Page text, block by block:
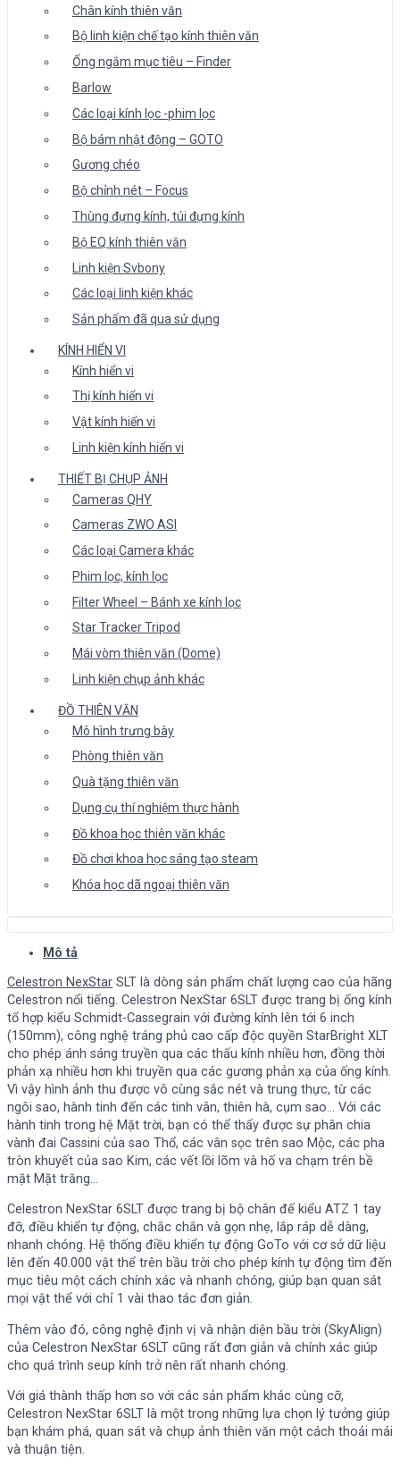
Chân kính thiên văn
Bộ linh kiện chế tạo kính thiên văn
Ống ngắm mục tiêu – Finder
Barlow
Các loại kính lọc -phim lọc
Bộ bám nhật động – GOTO
Gương chéo
Bộ chỉnh nét – Focus
Thùng đựng kính, túi đựng kính
Bộ EQ kính thiên văn
Linh kiện Svbony
Các loại linh kiện khác
Sản phẩm đã qua sử dụng
KÍNH HIỂN VI
Kính hiển vi
Thị kính hiển vi
Vật kính hiển vi
Linh kiện kính hiển vi
THIẾT BỊ CHỤP ẢNH
Cameras QHY
Cameras ZWO ASI
Các loại Camera khác
Phim lọc, kính lọc
Filter Wheel – Bánh xe kính lọc
Star Tracker Tripod
Mái vòm thiên văn (Dome)
Linh kiện chụp ảnh khác
ĐỒ THIÊN VĂN
Mô hình trưng bày
Phòng thiên văn
Quà tặng thiên văn
Dụng cụ thí nghiệm thực hành
Đồ khoa học thiên văn khác
Đồ chơi khoa học sáng tạo steam
Khóa học dã ngoại thiên văn
Mô tả
Celestron NexStar SLT là dòng sản phẩm chất lượng cao của hãng
Celestron nổi tiếng. Celestron NexStar 6SLT được trang bị ống kính
tổ hợp kiểu Schmidt-Cassegrain với đường kính lên tới 6 inch
(150mm), công nghệ tráng phủ cao cấp độc quyền StarBright XLT
cho phép ánh sáng truyền qua các thấu kính nhiều hơn, đồng thời
phản xạ nhiều hơn khi truyền qua các gương phản xạ của ống kính.
Vì vậy hình ảnh thu được vô cùng sắc nét và trung thực, từ các
ngôi sao, hành tinh đến các tinh vân, thiên hà, cụm sao… Với các
hành tinh trong hệ Mặt trời, bạn có thể thấy được sự phân chia
vành đai Cassini của sao Thổ, các vân sọc trên sao Mộc, các pha
tròn khuyết của sao Kim, các vết lồi lõm và hố va chạm trên bề
mặt Mặt trăng…
Celestron NexStar 6SLT được trang bị bộ chân đế kiểu ATZ 1 tay
đỡ, điều khiển tự động, chắc chắn và gọn nhẹ, lắp ráp dễ dàng,
nhanh chóng. Hệ thống điều khiển tự động GoTo với cơ sở dữ liệu
lên đến 40.000 vật thể trên bầu trời cho phép kính tự động tìm đến
mục tiêu một cách chính xác và nhanh chóng, giúp bạn quan sát
mọi vật thể với chỉ 1 vài thao tác đơn giản.
Thêm vào đó, công nghệ định vị và nhận diện bầu trời (SkyAlign)
của Celestron NexStar 6SLT cũng rất đơn giản và chính xác giúp
cho quá trình seup kính trở nên rất nhanh chóng.
Với giá thành thấp hơn so với các sản phẩm khác cùng cỡ,
Celestron NexStar 6SLT là một trong những lựa chọn lý tưởng giúp
bạn khám phá, quan sát và chụp ảnh thiên văn một cách thoải mái
và thuận tiện.